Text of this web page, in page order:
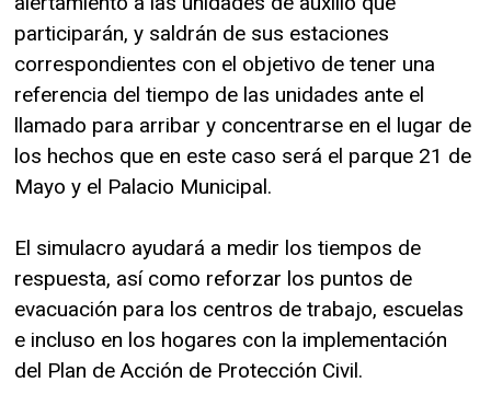
participarán, y saldrán de sus estaciones
correspondientes con el objetivo de tener una
referencia del tiempo de las unidades ante el
llamado para arribar y concentrarse en el lugar de
los hechos que en este caso será el parque 21 de
Mayo y el Palacio Municipal.
El simulacro ayudará a medir los tiempos de
respuesta, así como reforzar los puntos de
evacuación para los centros de trabajo, escuelas
e incluso en los hogares con la implementación
del Plan de Acción de Protección Civil.